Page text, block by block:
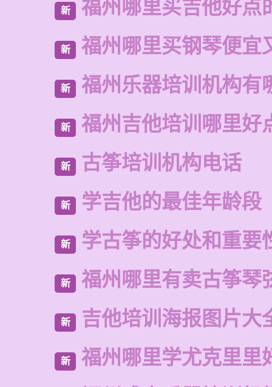
新 福州哪里买吉他好点
新 福州哪里买钢琴便宜
新 福州乐器培训机构有
新 福州吉他培训哪里好
新 古筝培训机构电话
新 学吉他的最佳年龄段
新 学古筝的好处和重要
新 福州哪里有卖古筝琴
新 吉他培训海报图片大
新 福州哪里学尤克里里